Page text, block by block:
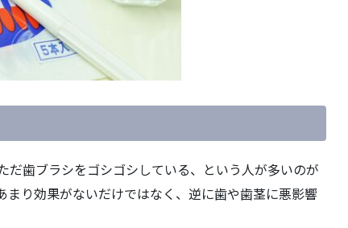
歯ブラシをゴシゴシしている、という人が多いのが
り効果がないだけではなく、逆に歯や歯茎に悪影響